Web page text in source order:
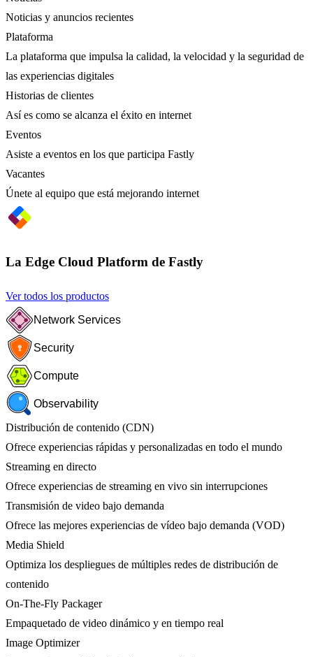
Noticias y anuncios recientes
Plataforma
La plataforma que impulsa la calidad, la velocidad y la seguridad de
las experiencias digitales
Historias de clientes
Así es como se alcanza el éxito en internet
Eventos
Asiste a eventos en los que participa Fastly
Vacantes
Únete al equipo que está mejorando internet
La Edge Cloud Platform de Fastly
Ver todos los productos
Network Services
Security
Compute
Observability
Distribución de contenido (CDN)
Ofrece experiencias rápidas y personalizadas en todo el mundo
Streaming en directo
Ofrece experiencias de streaming en vivo sin interrupciones
Transmisión de video bajo demanda
Ofrece las mejores experiencias de vídeo bajo demanda (VOD)
Media Shield
Optimiza los despliegues de múltiples redes de distribución de
contenido
On-The-Fly Packager
Empaquetado de video dinámico y en tiempo real
Image Optimizer